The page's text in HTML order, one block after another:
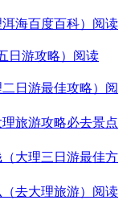
海百度百科） 阅读
日游攻略） 阅读
日游最佳攻略） 阅
旅游攻略必去景点
大理三日游最佳方
去大理旅游） 阅读